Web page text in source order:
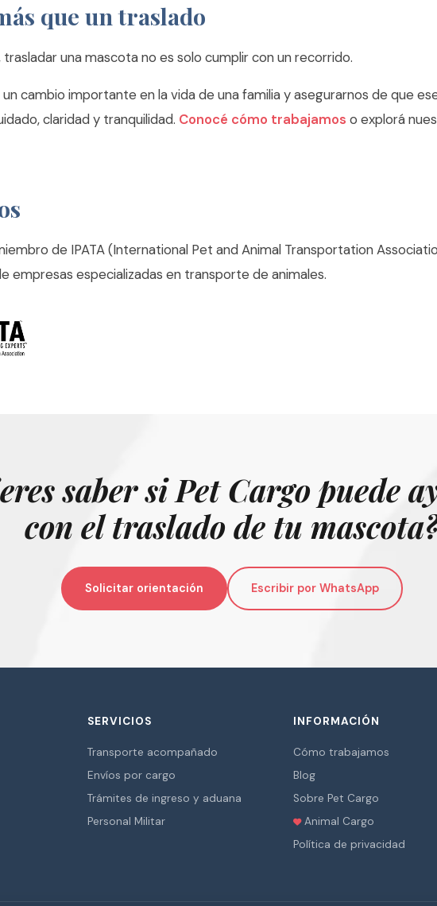
que un traslado
trasladar una mascota no es solo cumplir con un recorrido.
cambio importante en la vida de una familia y asegurarnos de que
claridad y tranquilidad. Conocé cómo trabajamos o explorá
de IPATA (International Pet and Animal Transportation
empresas especializadas en transporte de animales.
saber si Pet Cargo puede
con el traslado de tu
Solicitar orientación Escribir por WhatsApp
SERVICIOS
Transporte acompañado
Envíos por cargo
Trámites de ingreso y aduana
Personal Militar
INFORMACIÓN
Cómo trabajamos
Blog
Sobre Pet Cargo
Animal Cargo
Política de privacidad